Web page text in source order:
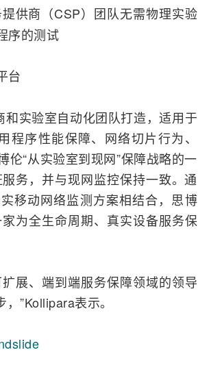
供商（CSP）团队无需物理实验
序的测试
台
实验室自动化团队打造，适用于
序性能保障、网络切片行为、
“从实验室到现网”保障战略的一
务，并与现网监控保持一致。通
移动网络监测方案相结合，思博
为全生命周期、真实设备服务保
展、端到端服务保障领域的领导
”Kollipara表示。